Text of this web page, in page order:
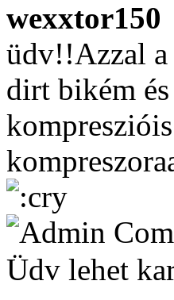
wexxtor150
üdv!!Azzal a
dirt bikém
Üdv lehet